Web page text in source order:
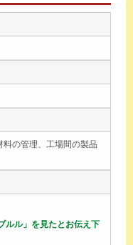
の管理、工場間の製品
ルル」を見たとお伝え下